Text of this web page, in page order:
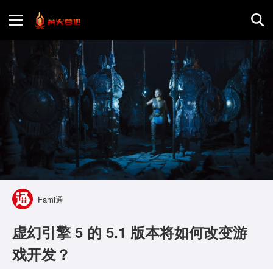
首页
游戏评测
地图攻略
Fami通
虚幻引擎 5 的 5.1 版本将如何改变游
戏开发？